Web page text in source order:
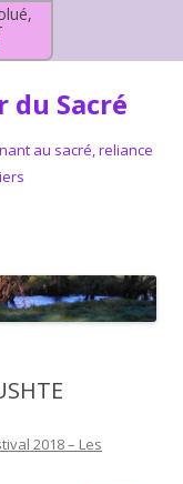
du Sacré
au sacré, reliance
contenu principal
2018 – Les